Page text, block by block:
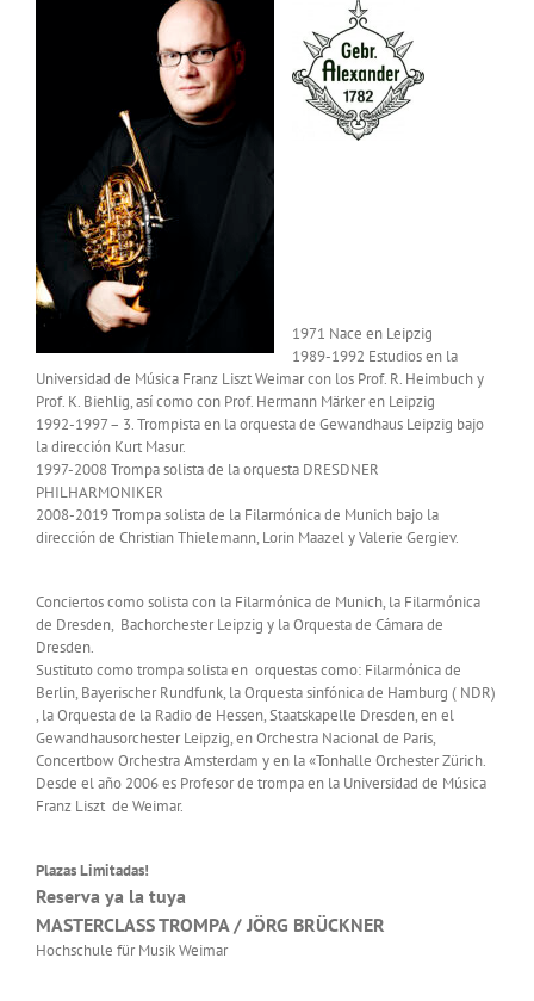
1971 Nace en Leipzig
1989-1992 Estudios en la
Universidad de Música Franz Liszt Weimar con los Prof. R. Heimbuch y
Prof. K. Biehlig, así como con Prof. Hermann Märker en Leipzig
1992-1997 – 3. Trompista en la orquesta de Gewandhaus Leipzig bajo
la dirección Kurt Masur.
1997-2008 Trompa solista de la orquesta DRESDNER
PHILHARMONIKER
2008-2019 Trompa solista de la Filarmónica de Munich bajo la
dirección de Christian Thielemann, Lorin Maazel y Valerie Gergiev.
Conciertos como solista con la Filarmónica de Munich, la Filarmónica
de Dresden, Bachorchester Leipzig y la Orquesta de Cámara de
Dresden.
Sustituto como trompa solista en orquestas como: Filarmónica de
Berlin, Bayerischer Rundfunk, la Orquesta sinfónica de Hamburg ( NDR)
, la Orquesta de la Radio de Hessen, Staatskapelle Dresden, en el
Gewandhausorchester Leipzig, en Orchestra Nacional de Paris,
Concertbow Orchestra Amsterdam y en la «Tonhalle Orchester Zürich.
Desde el año 2006 es Profesor de trompa en la Universidad de Música
Franz Liszt de Weimar.
Plazas Limitadas!
Reserva ya la tuya
MASTERCLASS TROMPA / JÖRG BRÜCKNER
Hochschule für Musik Weimar